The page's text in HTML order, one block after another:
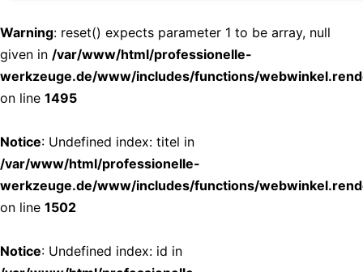
Warning: reset() expects parameter 1 to be array, null
given in /var/www/html/professionelle-
werkzeuge.de/www/includes/functions/
on line 1495
Notice: Undefined index: titel in
/var/www/html/professionelle-
werkzeuge.de/www/includes/functions/
on line 1502
Notice: Undefined index: id in